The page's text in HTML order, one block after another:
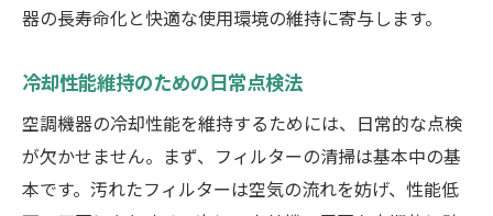
器の長寿命化と快適な使用環境の維持に寄与します。
冷却性能維持のための日常点検法
空調機器の冷却性能を維持するためには、日常的な点検
が欠かせません。まず、フィルターの清掃は基本中の基
本です。汚れたフィルターは空気の流れを妨げ、性能低